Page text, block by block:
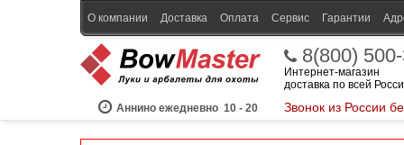
О компании Доставка Оплата Сервис Гарантии
Аннино ежедневно 10 - 20
8(800)
Интернет-магазин
доставка по всей
Звонок из России